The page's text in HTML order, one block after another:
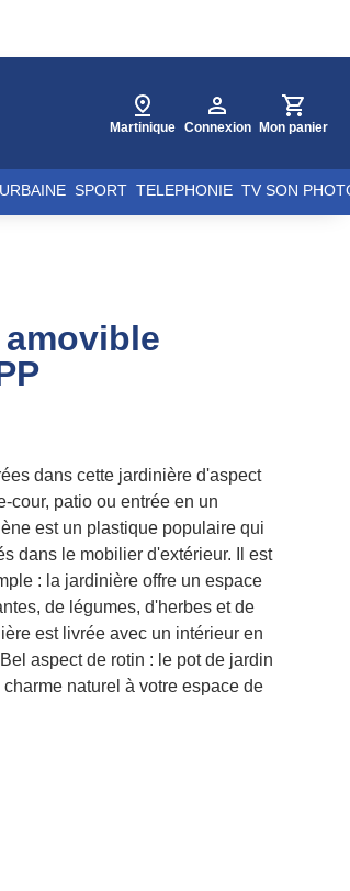
Martinique Connexion Mon panier
SPORT TELEPHONIE TV SON
dans cette jardinière d'aspect
cour, patio ou entrée en un
est un plastique populaire qui
dans le mobilier d'extérieur. Il est
: la jardinière offre un espace
de légumes, d'herbes et de
est livrée avec un intérieur en
aspect de rotin : le pot de jardin
naturel à votre espace de